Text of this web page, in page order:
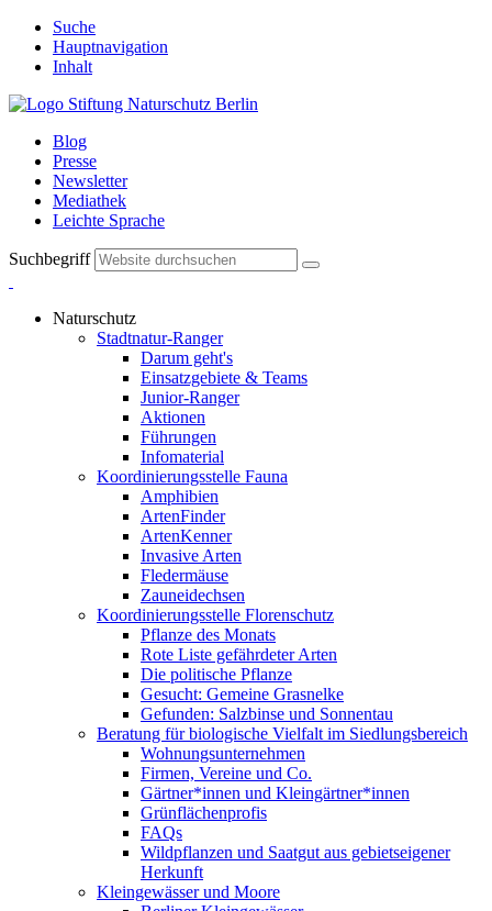
Suche
Hauptnavigation
Inhalt
Blog
Presse
Newsletter
Mediathek
Leichte Sprache
Suchbegriff
Naturschutz
Stadtnatur-Ranger
Darum geht's
Einsatzgebiete & Teams
Junior-Ranger
Aktionen
Führungen
Infomaterial
Koordinierungsstelle Fauna
Amphibien
ArtenFinder
ArtenKenner
Invasive Arten
Fledermäuse
Zauneidechsen
Koordinierungsstelle Florenschutz
Pflanze des Monats
Rote Liste gefährdeter Arten
Die politische Pflanze
Gesucht: Gemeine Grasnelke
Gefunden: Salzbinse und Sonnentau
Beratung für biologische Vielfalt im Siedlungsbereich
Wohnungsunternehmen
Firmen, Vereine und Co.
Gärtner*innen und Kleingärtner*innen
Grünflächenprofis
FAQs
Wildpflanzen und Saatgut aus gebietseigener
Herkunft
Kleingewässer und Moore